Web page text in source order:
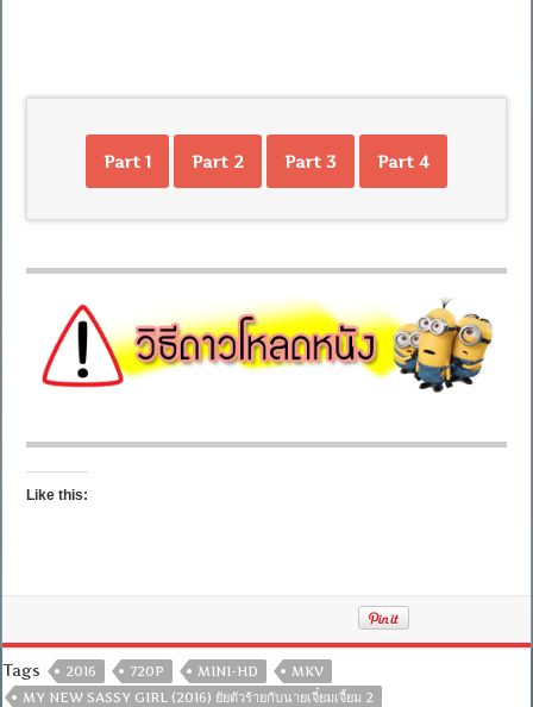
Part 1 Part 2 Part 3 Part 4
Like this:
Tags 2016 720P MINI-HD
MKV
MY NEW SASSY GIRL (2016) ยัยตัวร้ายกับนายเจี๋ยมเจี้ยม 2